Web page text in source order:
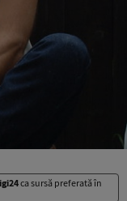
ca sursă preferată în